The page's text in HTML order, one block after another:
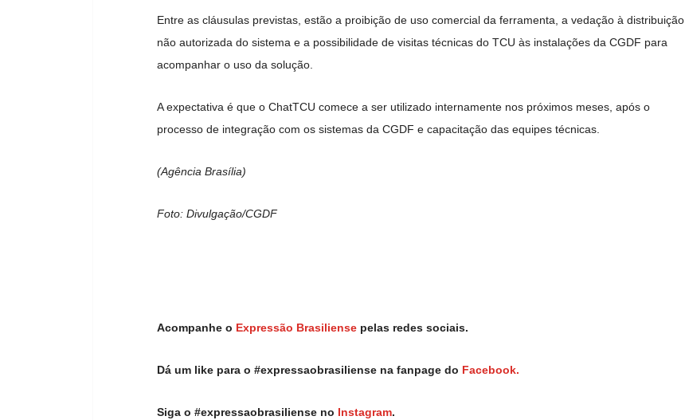
Entre as cláusulas previstas, estão a proibição de uso comercial da ferramenta, a vedação à distribuição
não autorizada do sistema e a possibilidade de visitas técnicas do TCU às instalações da CGDF para
acompanhar o uso da solução.
A expectativa é que o ChatTCU comece a ser utilizado internamente nos próximos meses, após o
processo de integração com os sistemas da CGDF e capacitação das equipes técnicas.
(Agência Brasília)
Foto: Divulgação/CGDF
Acompanhe o Expressão Brasiliense pelas redes sociais.
Dá um like para o #expressaobrasiliense na fanpage do Facebook.
Siga o #expressaobrasiliense no Instagram.